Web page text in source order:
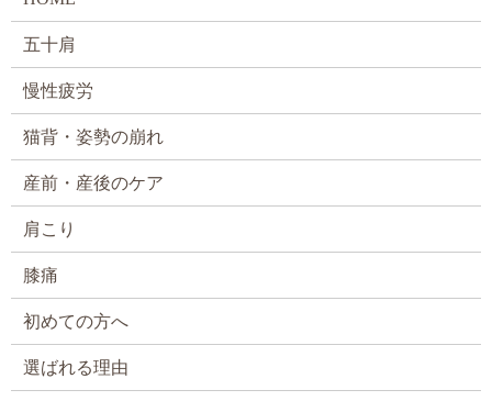
五十肩
慢性疲労
猫背・姿勢の崩れ
産前・産後のケア
肩こり
膝痛
初めての方へ
選ばれる理由